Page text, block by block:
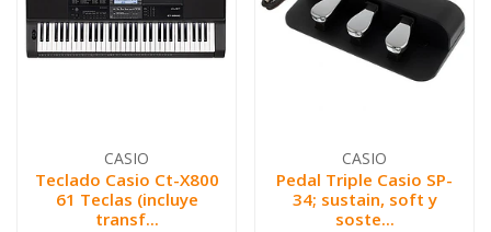
CASIO
Teclado Casio Ct-X800
61 Teclas (incluye
transf...
CASIO
Pedal Triple Casio SP-
34; sustain, soft y
soste...